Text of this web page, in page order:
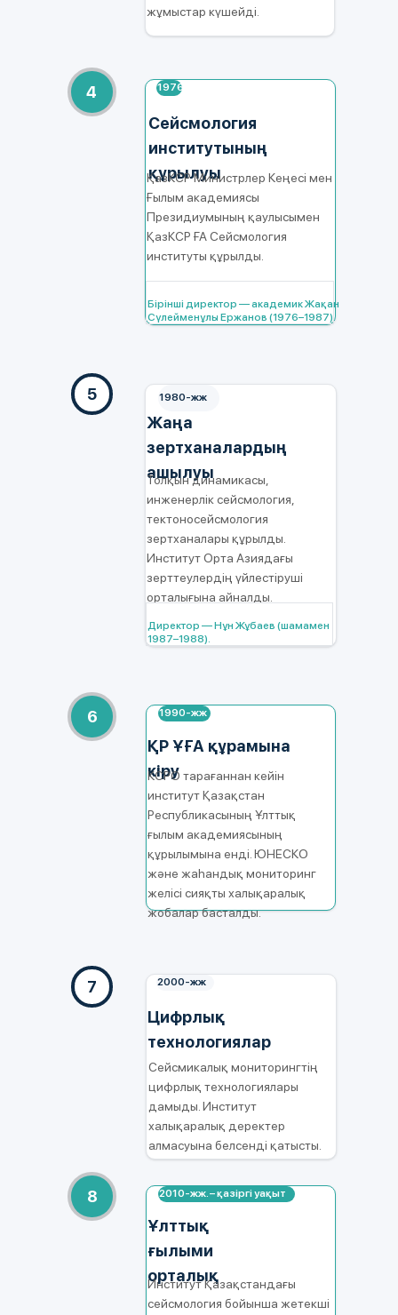
жұмыстар күшейді.
1976
Сейсмология
институтының
құрылуы
ҚазКСР Министрлер Кеңесі мен
Ғылым академиясы
Президиумының қаулысымен
ҚазКСР ҒА Сейсмология
институты құрылды.
Бірінші директор — академик Жақан
Сүлейменұлы Ержанов (1976–1987).
4
1980-жж
Жаңа
зертханалардың
ашылуы
Толқын динамикасы,
инженерлік сейсмология,
тектоносейсмология
зертханалары құрылды.
Институт Орта Азиядағы
зерттеулердің үйлестіруші
орталығына айналды.
Директор — Нұн Жұбаев (шамамен
1987–1988).
5
1990-жж
ҚР ҰҒА құрамына
кіру
КСРО тарағаннан кейін
институт Қазақстан
Республикасының Ұлттық
ғылым академиясының
құрылымына енді. ЮНЕСКО
және жаһандық мониторинг
желісі сияқты халықаралық
жобалар басталды.
6
2000-жж
Цифрлық
технологиялар
Сейсмикалық мониторингтің
цифрлық технологиялары
дамыды. Институт
халықаралық деректер
алмасуына белсенді қатысты.
7
2010‑жж. – қазіргі уақыт
Ұлттық
ғылыми
орталық
Институт Қазақстандағы
сейсмология бойынша жетекші
8